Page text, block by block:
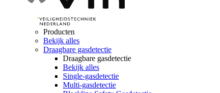
Producten
Bekijk alles
Draagbare gasdetectie
Draagbare gasdetectie
Bekijk alles
Single-gasdetectie
Multi-gasdetectie